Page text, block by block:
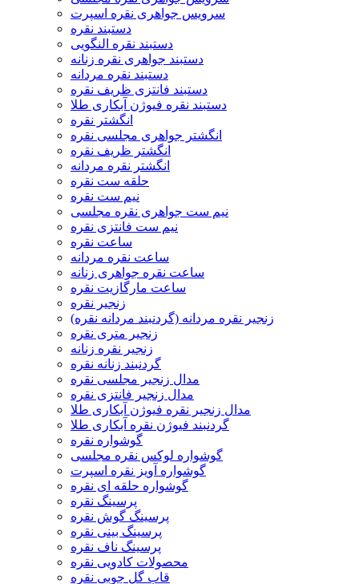
سرویس جواهری نقره اسپرت
دستبند نقره
دستبند نقره النگویی
دستبند جواهری نقره زنانه
دستبند نقره مردانه
دستبند فانتزی ظریف نقره
دستبند نقره فیوژن آبکاری طلا
انگشتر نقره
انگشتر جواهری مجلسی نقره
انگشتر ظریف نقره
انگشتر نقره مردانه
حلقه ست نقره
نیم ست نقره
نیم ست جواهری نقره مجلسی
نیم ست فانتزی نقره
ساعت نقره
ساعت نقره مردانه
ساعت نقره جواهری زنانه
ساعت مارگازیت نقره
زنجیر نقره
زنجیر نقره مردانه (گردنبند مردانه نقره)
زنجیر متری نقره
زنجیر نقره زنانه
گردنبند زنانه نقره
مدال زنجیر مجلسی نقره
مدال زنجیر فانتزی نقره
مدال زنجیر نقره فیوژن آبکاری طلا
گردنبند فیوژن نقره آبکاری طلا
گوشواره نقره
گوشواره لوکس نقره مجلسی
گوشواره آویز نقره اسپرت
گوشواره حلقه ای نقره
پرسینگ نقره
پرسینگ گوش نقره
پرسینگ بینی نقره
پرسینگ ناف نقره
محصولات کادویی نقره
قاب گل چوبی نقره